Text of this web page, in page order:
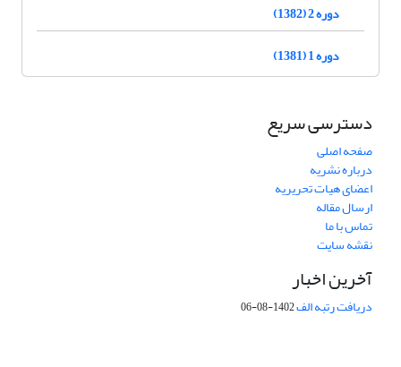
دوره 2 (1382)
دوره 1 (1381)
دسترسی سریع
صفحه اصلی
درباره نشریه
اعضای هیات تحریریه
ارسال مقاله
تماس با ما
نقشه سایت
آخرین اخبار
دریافت رتبه الف1402-08-06